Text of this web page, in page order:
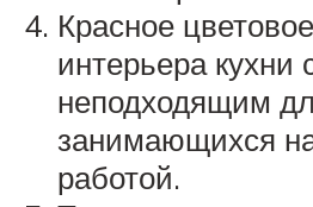
Красное
интерьера кухни
неподходящим
занимающихся
работой.